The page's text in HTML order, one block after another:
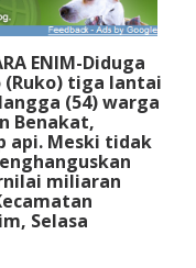
ENIM-Diduga
tiga lantai
(54) warga
Benakat,
api. Meski tidak
miliaran
Selasa